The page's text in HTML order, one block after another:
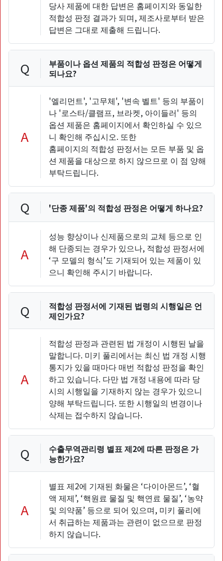
당사 제품에 대한 답변은 홈페이지와 동일한
적합성 판정 결과가 되며, 제조사로부터 받은
답변은 그대로 제출해 드립니다.
Q
부품이나 옵션 제품의 적합성 판정은 어떻게
되나요?
A
'엘리먼트', '고무체', '변속 벨트' 등의 부품이
나 '로스타/클램프, 브라켓, 아이들러' 등의
옵션 제품은 홈페이지에서 확인하실 수 있으
니 확인해 주십시오. 또한
홈페이지의 적합성 판정서는 모든 부품 및 옵
션 제품을 대상으로 하지 않으므로 이 점 양해
부탁드립니다.
Q '단종 제품'의 적합성 판정은 어떻게 하나요?
A
성능 향상이나 신제품으로의 교체 등으로 인
해 단종되는 경우가 있으나, 적합성 판정서에
‘구 모델의 형식’도 기재되어 있는 제품이 있
으니 확인해 주시기 바랍니다.
Q
적합성 판정서에 기재된 법령의 시행일은 언
제인가요?
A
적합성 판정과 관련된 법 개정이 시행된 날을
말합니다. 미키 풀리에서는 최신 법 개정 시행
통지가 있을 때마다 매번 적합성 판정을 확인
하고 있습니다. 다만 법 개정 내용에 따라 당
시의 시행일을 기재하지 않는 경우가 있으니
양해 부탁드립니다. 또한 시행일의 변경이나
삭제는 접수하지 않습니다.
Q
수출무역관리령 별표 제2에 따른 판정은 가
능한가요?
A
별표 제2에 기재된 화물은 ‘다이아몬드’, ‘혈
액 제제’, ‘핵원료 물질 및 핵연료 물질’, ‘농약
및 의약품’ 등으로 되어 있으며, 미키 풀리에
서 취급하는 제품과는 관련이 없으므로 판정
하지 않습니다.